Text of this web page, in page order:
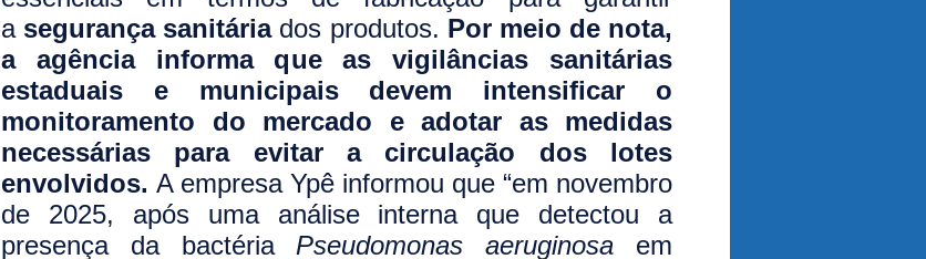
a segurança sanitáriados produtos. Por meio de nota,
a agência informa que as vigilâncias sanitárias
estaduais e municipais devem intensificar o
monitoramento do mercado e adotar as medidas
necessárias para evitar a circulação dos lotes
envolvidos. A empresa Ypê informou que “em novembro
de 2025, após uma análise interna que detectou a
presença da bactériaPseudomonas aeruginosa em